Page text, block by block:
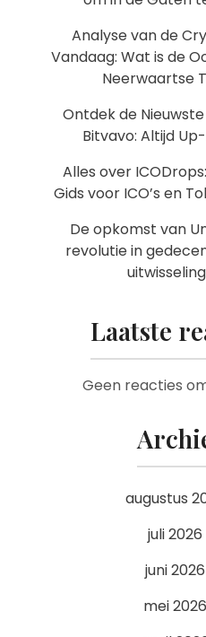
Analyse van de
Vandaag: Wat is de
Neerwaartse
Ontdek de
Bitvavo: Altijd
Alles over
Gids voor ICO’s en
De opkomst van
revolutie in
Laatste
Geen reacties
augustus
juli 2026
juni 2026
mei 2026